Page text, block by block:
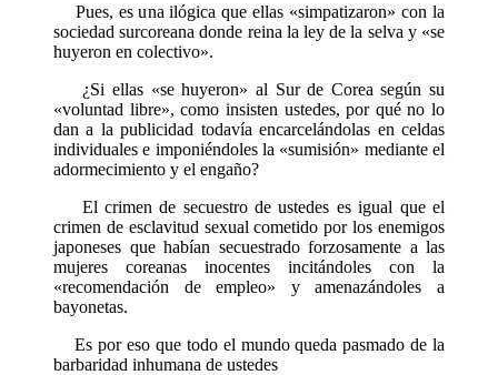
Pues, es una ilógica que ellas «simpatizaron» con la
sociedad surcoreana donde reina la ley de la selva y «se
huyeron en colectivo».
¿Si ellas «se huyeron» al Sur de Corea según su
«voluntad libre», como insisten ustedes, por qué no lo
dan a la publicidad todavía encarcelándolas en celdas
individuales e imponiéndoles la «sumisión» mediante el
adormecimiento y el engaño?
El crimen de secuestro de ustedes es igual que el
crimen de esclavitud sexual cometido por los enemigos
japoneses que habían secuestrado forzosamente a las
mujeres coreanas inocentes incitándoles con la
«recomendación de empleo» y amenazándoles a
bayonetas.
Es por eso que todo el mundo queda pasmado de la
barbaridad inhumana de ustedes